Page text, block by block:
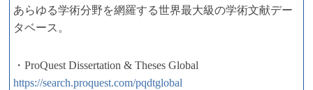
あらゆる学術分野を網羅する世界最大級の学術文献デー
タベース。
・ProQuest Dissertation & Theses Global
https://search.proquest.com/pqdtglobal